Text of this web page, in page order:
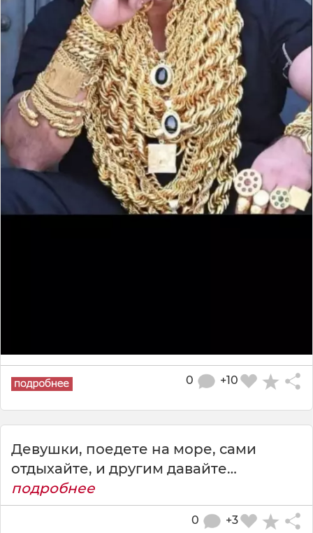
+10
0
Девушки, поедете на море, сами
отдыхайте, и другим давайте…
подробнее
+3
0